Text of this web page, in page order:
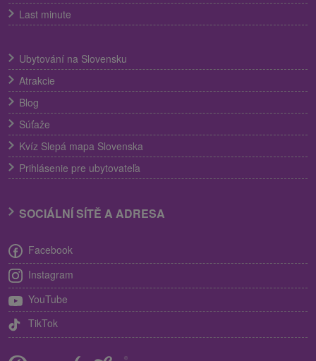
Last minute
Ubytování na Slovensku
Atrakcie
Blog
Súťaže
Kvíz Slepá mapa Slovenska
Prihlásenie pre ubytovateľa
SOCIÁLNÍ SÍTĚ A ADRESA
Facebook
Instagram
YouTube
TikTok